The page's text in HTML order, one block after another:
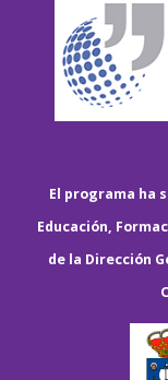
El programa ha
Educación,
de la Dirección